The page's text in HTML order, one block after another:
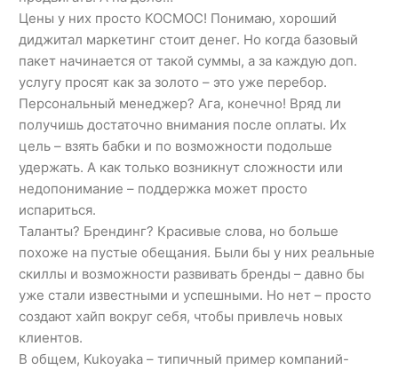
Цены у них просто КОСМОС! Понимаю, хороший
диджитал маркетинг стоит денег. Но когда базовый
пакет начинается от такой суммы, а за каждую доп.
услугу просят как за золото – это уже перебор.
Персональный менеджер? Ага, конечно! Вряд ли
получишь достаточно внимания после оплаты. Их
цель – взять бабки и по возможности подольше
удержать. А как только возникнут сложности или
недопонимание – поддержка может просто
испариться.
Таланты? Брендинг? Красивые слова, но больше
похоже на пустые обещания. Были бы у них реальные
скиллы и возможности развивать бренды – давно бы
уже стали известными и успешными. Но нет – просто
создают хайп вокруг себя, чтобы привлечь новых
клиентов.
В общем, Kukoyaka – типичный пример компаний-